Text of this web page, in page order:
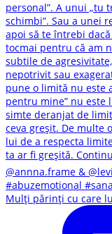
Mulți părinți cu care